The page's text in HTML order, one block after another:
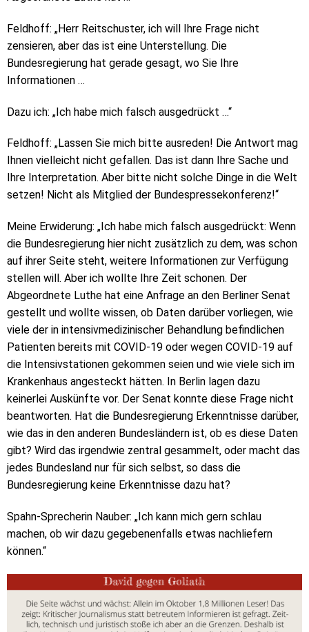
Feldhoff: „Herr Reitschuster, ich will Ihre Frage nicht
zensieren, aber das ist eine Unterstellung. Die
Bundesregierung hat gerade gesagt, wo Sie Ihre
Informationen …
Dazu ich: „Ich habe mich falsch ausgedrückt …“
Feldhoff: „Lassen Sie mich bitte ausreden! Die Antwort mag
Ihnen vielleicht nicht gefallen. Das ist dann Ihre Sache und
Ihre Interpretation. Aber bitte nicht solche Dinge in die Welt
setzen! Nicht als Mitglied der Bundespressekonferenz!“
Meine Erwiderung: „Ich habe mich falsch ausgedrückt: Wenn
die Bundesregierung hier nicht zusätzlich zu dem, was schon
auf ihrer Seite steht, weitere Informationen zur Verfügung
stellen will. Aber ich wollte Ihre Zeit schonen. Der
Abgeordnete Luthe hat eine Anfrage an den Berliner Senat
gestellt und wollte wissen, ob Daten darüber vorliegen, wie
viele der in intensivmedizinischer Behandlung befindlichen
Patienten bereits mit COVID-19 oder wegen COVID-19 auf
die Intensivstationen gekommen seien und wie viele sich im
Krankenhaus angesteckt hätten. In Berlin lagen dazu
keinerlei Auskünfte vor. Der Senat konnte diese Frage nicht
beantworten. Hat die Bundesregierung Erkenntnisse darüber,
wie das in den anderen Bundesländern ist, ob es diese Daten
gibt? Wird das irgendwie zentral gesammelt, oder macht das
jedes Bundesland nur für sich selbst, so dass die
Bundesregierung keine Erkenntnisse dazu hat?
Spahn-Sprecherin Nauber: „Ich kann mich gern schlau
machen, ob wir dazu gegebenenfalls etwas nachliefern
können.“